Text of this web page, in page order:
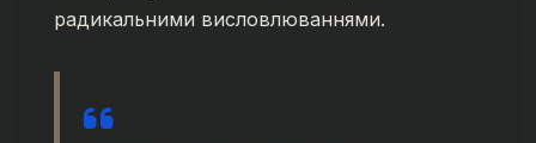
радикальними висловлюваннями.